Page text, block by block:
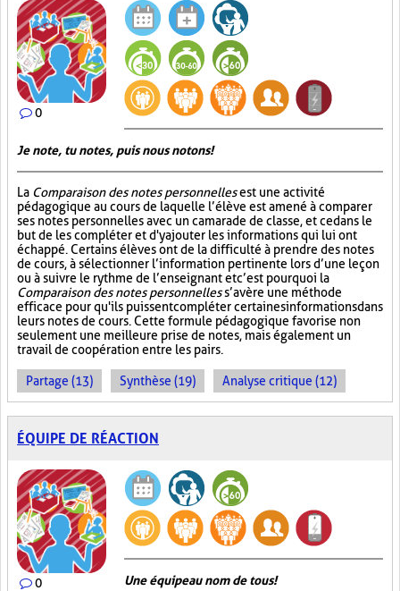
0
Je note, tu notes, puis nous notons!
La Comparaison des notes personnellesest une activité
pédagogique au cours de laquelle l’élève est amené à comparer
ses notes personnelles avec un camarade de classe, et ce dans le
but de les compléter et d'y ajouter les informations qui lui ont
échappé. Certains élèves ont de la difficulté à prendre des notes
de cours, à sélectionner l’information pertinente lors d’une leçon
ou à suivre le rythme de l’enseignant et c’est pourquoi la
Comparaison des notes personnelless’avère une méthode
efficace pour qu'ils puissent compléter certaines informations dans
leurs notes de cours. Cette formule pédagogique favorise non
seulement une meilleure prise de notes, mais également un
travail de coopération entre les pairs.
Partage (13) Synthèse (19) Analyse critique (12)
ÉQUIPE DE RÉACTION
0 Une équipe au nom de tous!